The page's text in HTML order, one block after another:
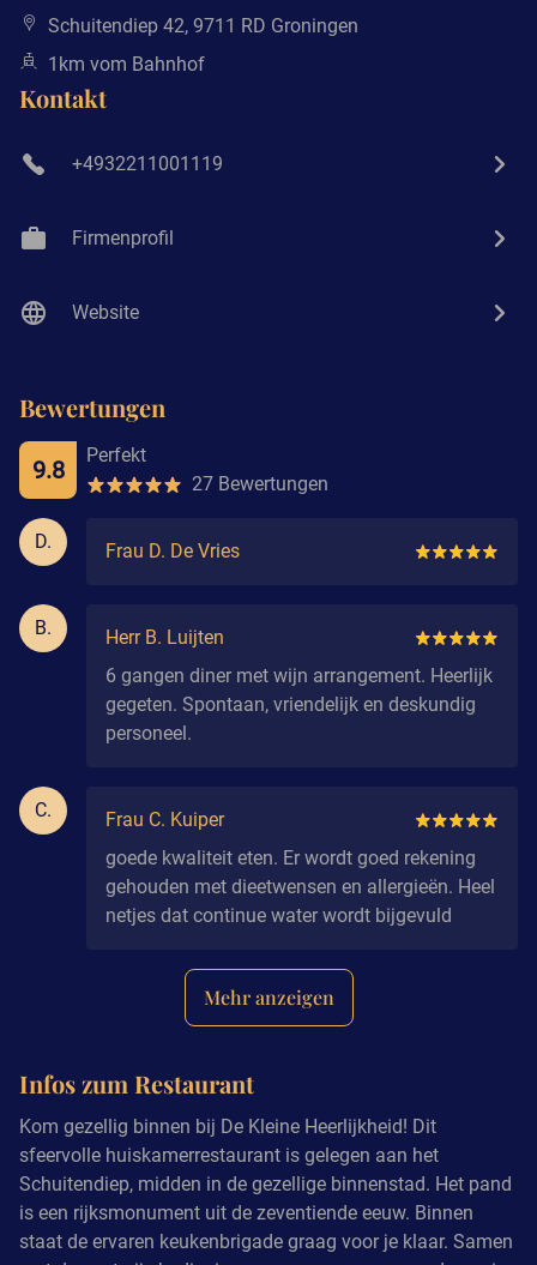
Schuitendiep 42, 9711 RD Groningen
1km vom Bahnhof
Kontakt
+4932211001119
Firmenprofil
Website
Bewertungen
9.8
Perfekt
27 Bewertungen
D. Frau D. De Vries
B.
Herr B. Luijten
6 gangen diner met wijn arrangement. Heerlijk
gegeten. Spontaan, vriendelijk en deskundig
personeel.
C.
Frau C. Kuiper
goede kwaliteit eten. Er wordt goed rekening
gehouden met dieetwensen en allergieën. Heel
netjes dat continue water wordt bijgevuld
Mehr anzeigen
Infos zum Restaurant
Kom gezellig binnen bij De Kleine Heerlijkheid! Dit
sfeervolle huiskamerrestaurant is gelegen aan het
Schuitendiep, midden in de gezellige binnenstad. Het pand
is een rijksmonument uit de zeventiende eeuw. Binnen
staat de ervaren keukenbrigade graag voor je klaar. Samen